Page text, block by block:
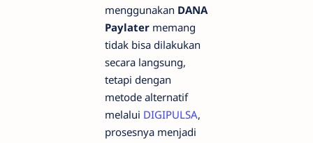
menggunakan DANA
Paylater memang
tidak bisa dilakukan
secara langsung,
tetapi dengan
metode alternatif
melalui DIGIPULSA,
prosesnya menjadi